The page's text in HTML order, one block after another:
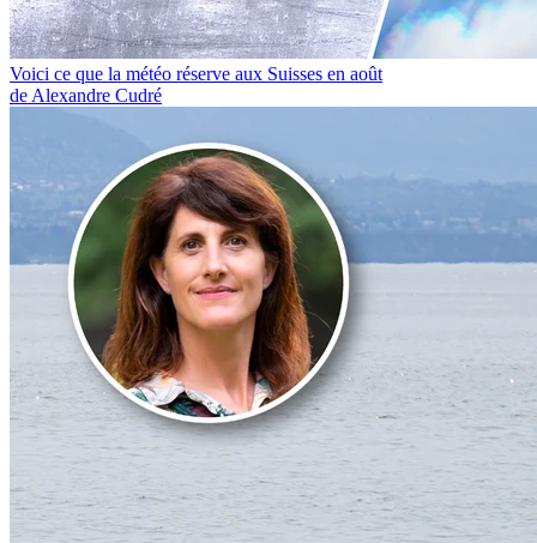
Voici ce que la météo réserve aux Suisses en août
de Alexandre Cudré